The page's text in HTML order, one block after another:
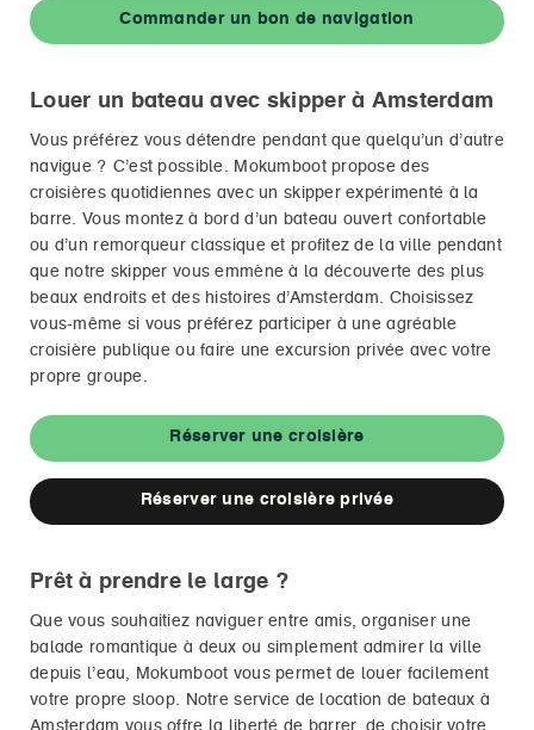
Commander un bon de navigation
Louer un bateau avec skipper à Amsterdam
Vous préférez vous détendre pendant que quelqu’un d’autre
navigue ? C’est possible. Mokumboot propose des
croisières quotidiennes avec un skipper expérimenté à la
barre. Vous montez à bord d’un bateau ouvert confortable
ou d’un remorqueur classique et profitez de la ville pendant
que notre skipper vous emmène à la découverte des plus
beaux endroits et des histoires d’Amsterdam. Choisissez
vous-même si vous préférez participer à une agréable
croisière publique ou faire une excursion privée avec votre
propre groupe.
Réserver une croisière
Réserver une croisière privée
Prêt à prendre le large ?
Que vous souhaitiez naviguer entre amis, organiser une
balade romantique à deux ou simplement admirer la ville
depuis l’eau, Mokumboot vous permet de louer facilement
votre propre sloop. Notre service de location de bateaux à